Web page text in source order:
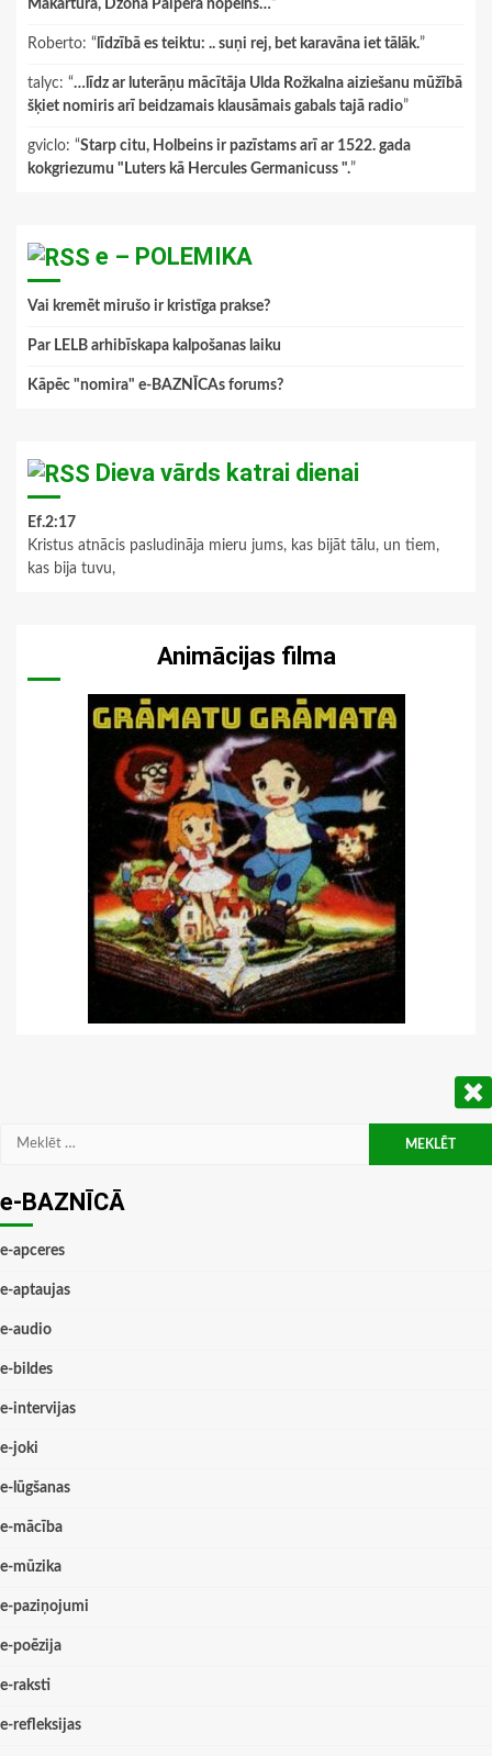
Makartura, Džona Paipera nopelns…”
Roberto: “ līdzībā es teiktu: .. suņi rej, bet karavāna iet tālāk.”
talyc: “…līdz ar luterāņu mācītāja Ulda Rožkalna aiziešanu mūžībā
šķiet nomiris arī beidzamais klausāmais gabals tajā radio”
gviclo: “Starp citu, Holbeins ir pazīstams arī ar 1522. gada
kokgriezumu "Luters kā Hercules Germanicuss ".”
e – POLEMIKA
Vai kremēt mirušo ir kristīga prakse?
Par LELB arhibīskapa kalpošanas laiku
Kāpēc "nomira" e-BAZNĪCAs forums?
Dieva vārds katrai dienai
Ef.2:17
Kristus atnācis pasludināja mieru jums, kas bijāt tālu, un tiem,
kas bija tuvu,
Animācijas filma
Meklēt:
e-BAZNĪCĀ
e-apceres
e-aptaujas
e-audio
e-bildes
e-intervijas
e-joki
e-lūgšanas
e-mācība
e-mūzika
e-paziņojumi
e-poēzija
e-raksti
e-refleksijas